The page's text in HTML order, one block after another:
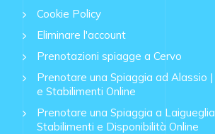
Cookie Policy
Eliminare l'account
Prenotazioni spiagge a Cervo
Prenotare una Spiaggia ad Alassio |
e Stabilimenti Online
Prenotare una Spiaggia a
Stabilimenti e Disponibilità Online